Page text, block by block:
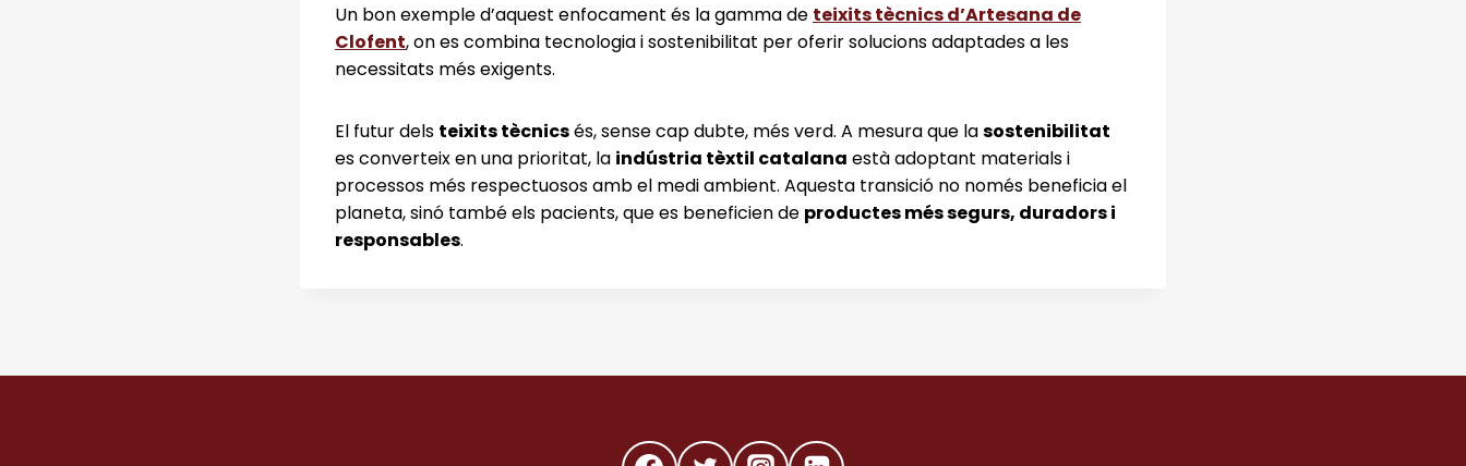
Un bon exemple d’aquest enfocament és la gamma de teixits tècnics d’Artesana de
Clofent, on es combina tecnologia i sostenibilitat per oferir solucions adaptades a les
necessitats més exigents.
El futur dels teixits tècnicsés, sense cap dubte, més verd. A mesura que lasostenibilitat
es converteix en una prioritat, la indústria tèxtil catalana està adoptant materials i
processos més respectuosos amb el medi ambient. Aquesta transició no només beneficia el
planeta, sinó també els pacients, que es beneficien de productes més segurs, duradors i
responsables.